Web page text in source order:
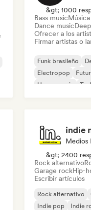
&gt; 1000
Bass music
Dance music
Ofrecer a los
Firmar artistas o
Funk brasileño
Electropop
House music
indie
&gt; 2400
Rock alternativo
Garage rockHip-
Escribir artículos
Rock alternativo
Indie pop
Indie